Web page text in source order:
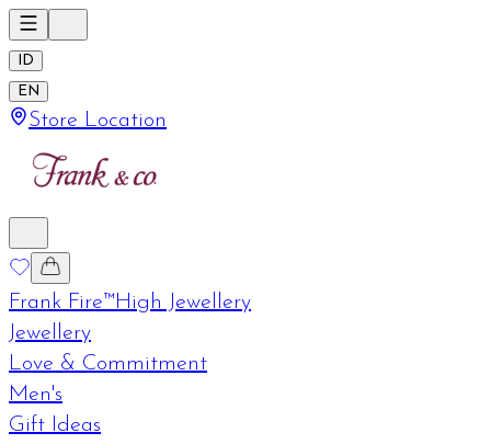
ID
EN
Store Location
Frank Fire™High Jewellery
Jewellery
Love & Commitment
Men's
Gift Ideas